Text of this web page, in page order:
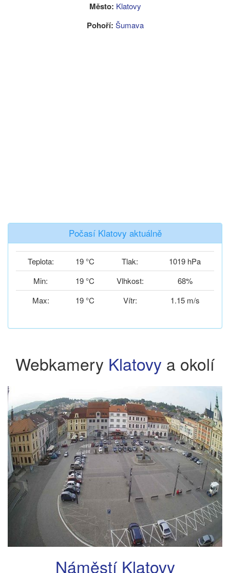
Město: Klatovy
Pohoří: Šumava
Počasí Klatovy aktuálně
Teplota: 19 °C Tlak:
1019 hPa
Min:
19 °C Vlhkost:
68%
Max:
19 °C Vítr: 1.15 m/s
Webkamery Klatovy a okolí
Náměstí Klatovy